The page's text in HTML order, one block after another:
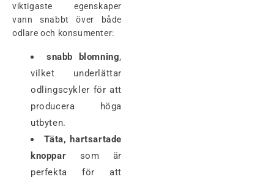
viktigaste egenskaper
vann snabbt över både
odlare och konsumenter:
snabb blomning,
vilket underlättar
odlingscykler för att
producera höga
utbyten.
Täta, hartsartade
knoppar som är
perfekta för att